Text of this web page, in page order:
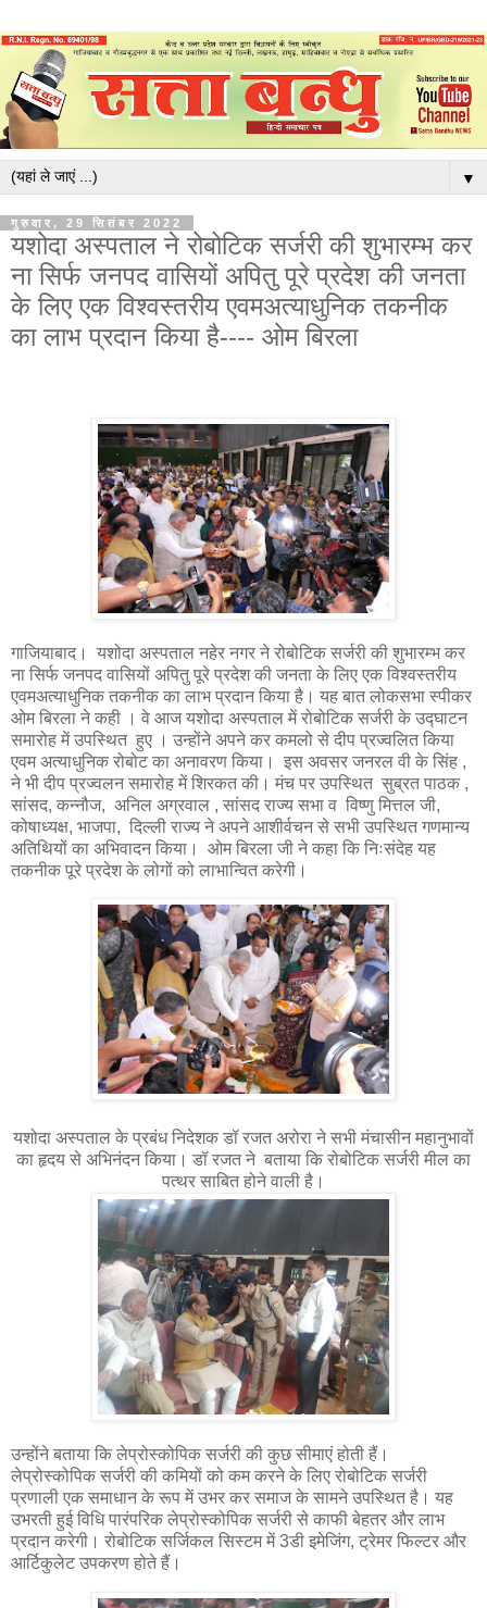
▼
गुरुवार, 29 सितंबर 2022
यशोदा अस्पताल ने रोबोटिक सर्जरी की शुभारम्भ कर
ना सिर्फ जनपद वासियों अपितु पूरे प्रदेश की जनता
के लिए एक विश्वस्तरीय एवमअत्याधुनिक तकनीक
का लाभ प्रदान किया है---- ओम बिरला
गाजियाबाद। यशोदा अस्पताल नहेर नगर ने रोबोटिक सर्जरी की शुभारम्भ कर
ना सिर्फ जनपद वासियों अपितु पूरे प्रदेश की जनता के लिए एक विश्वस्तरीय
एवमअत्याधुनिक तकनीक का लाभ प्रदान किया है। यह बात लोकसभा स्पीकर
ओम बिरला ने कही । वे आज यशोदा अस्पताल में रोबोटिक सर्जरी के उद्घाटन
समारोह में उपस्थित हुए । उन्होंने अपने कर कमलो से दीप प्रज्वलित किया
एवम अत्याधुनिक रोबोट का अनावरण किया। इस अवसर जनरल वी के सिंह ,
ने भी दीप प्रज्वलन समारोह में शिरकत की। मंच पर उपस्थित सुब्रत पाठक ,
सांसद, कन्नौज, अनिल अग्रवाल , सांसद राज्य सभा व विष्णु मित्तल जी,
कोषाध्यक्ष, भाजपा, दिल्ली राज्य ने अपने आशीर्वचन से सभी उपस्थित गणमान्य
अतिथियों का अभिवादन किया। ओम बिरला जी ने कहा कि निःसंदेह यह
तकनीक पूरे प्रदेश के लोगों को लाभान्वित करेगी।
यशोदा अस्पताल के प्रबंध निदेशक डॉ रजत अरोरा ने सभी मंचासीन महानुभावों
का हृदय से अभिनंदन किया। डॉ रजत ने बताया कि रोबोटिक सर्जरी मील का
पत्थर साबित होने वाली है।
उन्होंने बताया कि लेप्रोस्कोपिक सर्जरी की कुछ सीमाएं होती हैं।
लेप्रोस्कोपिक सर्जरी की कमियों को कम करने के लिए रोबोटिक सर्जरी
प्रणाली एक समाधान के रूप में उभर कर समाज के सामने उपस्थित है। यह
उभरती हुई विधि पारंपरिक लेप्रोस्कोपिक सर्जरी से काफी बेहतर और लाभ
प्रदान करेगी। रोबोटिक सर्जिकल सिस्टम में 3डी इमेजिंग, ट्रेमर फिल्टर और
आर्टिकुलेट उपकरण होते हैं।